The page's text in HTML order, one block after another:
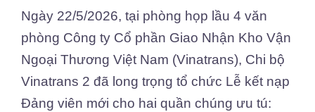
Ngày 22/5/2026, tại phòng họp lầu 4 văn
phòng Công ty Cổ phần Giao Nhận Kho Vận
Ngoại Thương Việt Nam (Vinatrans), Chi bộ
Vinatrans 2 đã long trọng tổ chức Lễ kết nạp
Đảng viên mới cho hai quần chúng ưu tú: